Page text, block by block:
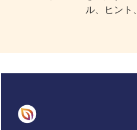
ル、ヒント